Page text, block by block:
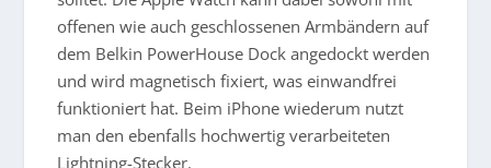
offenen wie auch geschlossenen Armbändern auf
dem Belkin PowerHouse Dock angedockt werden
und wird magnetisch fixiert, was einwandfrei
funktioniert hat. Beim iPhone wiederum nutzt
man den ebenfalls hochwertig verarbeiteten
Lightning-Stecker.